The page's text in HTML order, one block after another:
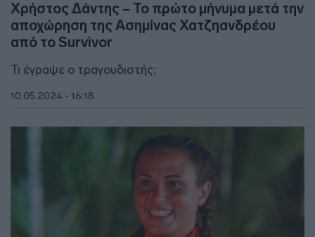
Χρήστος Δάντης – Το πρώτο μήνυμα μετά την
αποχώρηση της Ασημίνας Χατζηανδρέου
από το Survivor
Τι έγραψε ο τραγουδιστής;
10.05.2024 - 16:18